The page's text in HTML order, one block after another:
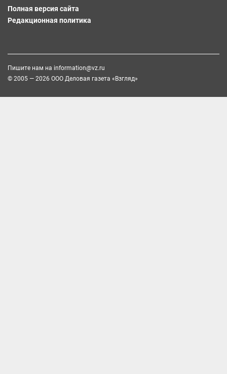
Полная версия сайта
Редакционная политика
Пишите нам на information@vz.ru
© 2005 — 2026 ООО Деловая газета «Взгляд»